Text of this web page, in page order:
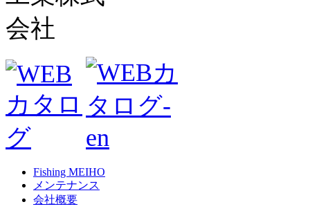
Fishing MEIHO
メンテナンス
会社概要